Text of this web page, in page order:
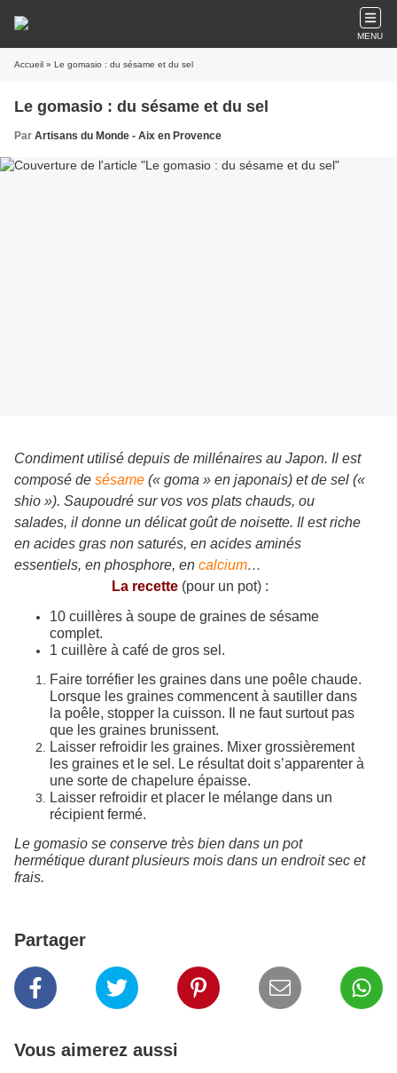
MENU
Accueil » Le gomasio : du sésame et du sel
Le gomasio : du sésame et du sel
Par Artisans du Monde - Aix en Provence
Condiment utilisé depuis de millénaires au Japon. Il est
composé de sésame (« goma » en japonais) et de sel («
shio »). Saupoudré sur vos vos plats chauds, ou
salades, il donne un délicat goût de noisette. Il est riche
en acides gras non saturés, en acides aminés
essentiels, en phosphore, en calcium…
La recette (pour un pot) :
10 cuillères à soupe de graines de sésame
complet.
1 cuillère à café de gros sel.
Faire torréfier les graines dans une poêle chaude.
Lorsque les graines commencent à sautiller dans
la poêle, stopper la cuisson. Il ne faut surtout pas
que les graines brunissent.
Laisser refroidir les graines. Mixer grossièrement
les graines et le sel. Le résultat doit s’apparenter à
une sorte de chapelure épaisse.
Laisser refroidir et placer le mélange dans un
récipient fermé.
Le gomasio se conserve très bien dans un pot
hermétique durant plusieurs mois dans un endroit sec et
frais.
Partager
Vous aimerez aussi